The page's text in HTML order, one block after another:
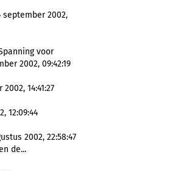
september 2002,
voor
2002, 09:42:19
14:41:27
12:09:44
2002, 22:58:47
de...